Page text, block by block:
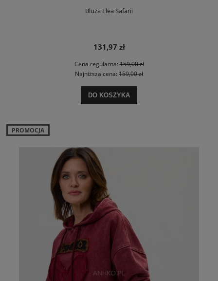
Bluza Flea Safarii
131,97 zł
Cena regularna:159,00 zł
Najniższa cena: 159,00 zł
DO KOSZYKA
PROMOCJA